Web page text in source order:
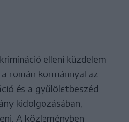
elleni küzdelem
román kormánnyal az
és a gyűlöletbeszéd
kidolgozásában,
A közleményben